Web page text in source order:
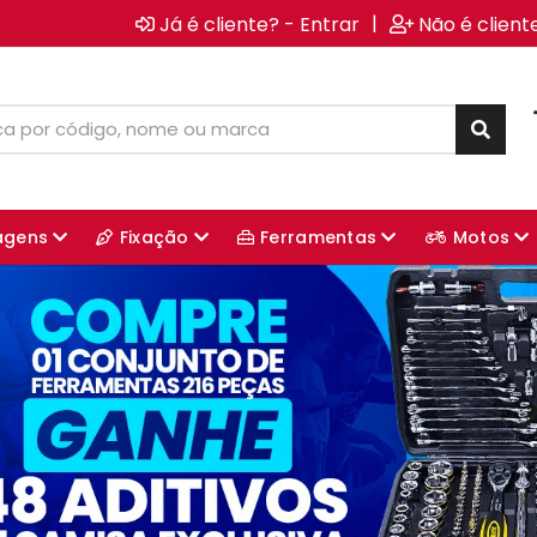
Já é cliente? - Entrar | Não é
Fixação Ferramentas Motos